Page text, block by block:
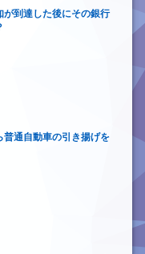
到達した後にその銀行
普通自動車の引き揚げを